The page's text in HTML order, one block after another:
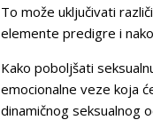
To može uključivati
elemente predigre i
Kako poboljšati
emocionalne veze koja
dinamičnog seksualnog